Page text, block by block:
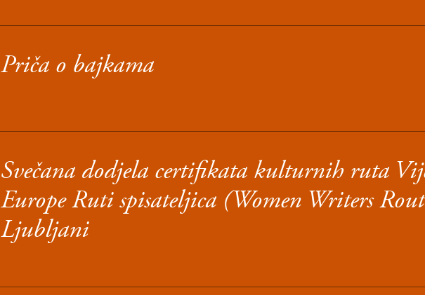
Priča o bajkama
Svečana dodjela certifikata kulturnih ruta
Europe Ruti spisateljica (Women Writers
Ljubljani